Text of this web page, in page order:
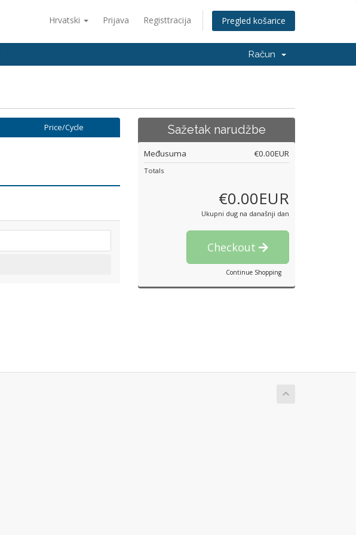
Hrvatski Prijava Registtracija Pregled košarice
Račun
Price/Cycle Sažetak narudžbe
Međusuma €0.00EUR
Totals
€0.00EUR
Ukupni dug na današnji dan
Checkout
Continue Shopping